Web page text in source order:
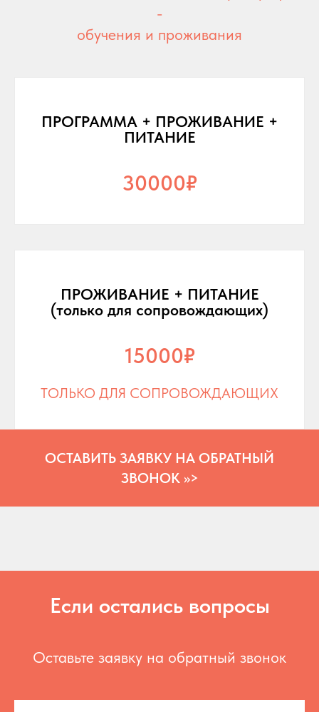
-
обучения и проживания
ПРОГРАММА + ПРОЖИВАНИЕ +
ПИТАНИЕ
30000₽
ПРОЖИВАНИЕ + ПИТАНИЕ
(только для сопровождающих)
15000₽
ТОЛЬКО ДЛЯ СОПРОВОЖДАЮЩИХ
ОСТАВИТЬ ЗАЯВКУ НА ОБРАТНЫЙ
ЗВОНОК >>>
Если остались вопросы
Оставьте заявку на обратный звонок